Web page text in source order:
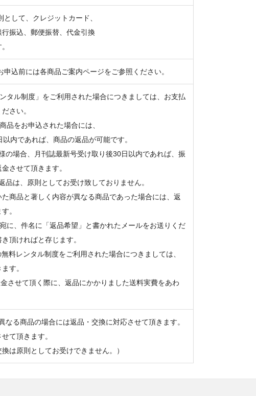
して、クレジットカード、
振込、郵便振替、代金引換
込前には各商品ご案内ページをご参照ください。
タル制度」をご利用された場合につきましては、お支払
さい。
品をお申込された場合には、
内であれば、商品の返品が可能です。
の場合、月刊誌最新号受け取り後30日以内であれば、振
させて頂きます。
品は、原則としてお受け致しておりません。
商品と著しく内容が異なる商品であった場合には、返
。
に、件名に「返品希望」と書かれたメールをお送りくだ
頂ければと存じます。
料レンタル制度をご利用された場合につきましては、
す。
させて頂く際に、返品にかかりました送料実費をあわ
なる商品の場合には返品・交換に対応させて頂きます。
て頂きます。
は原則としてお受けできません。）